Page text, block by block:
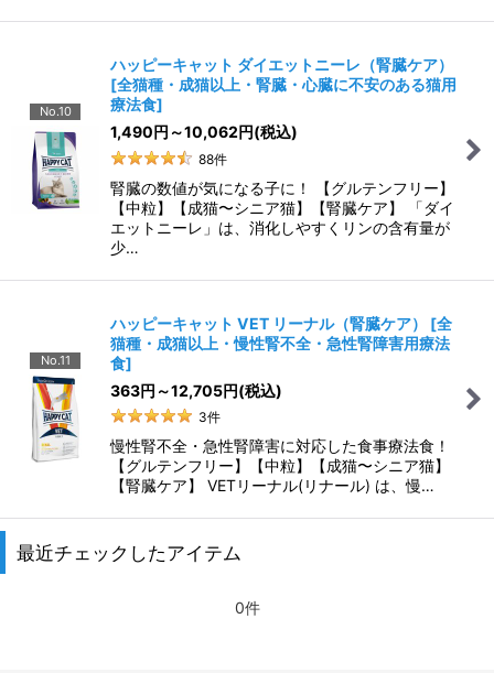
No.10
ハッピーキャット ダイエットニーレ（腎臓ケア）
[全猫種・成猫以上・腎臓・心臓に不安のある猫用
療法食]
1,490円 ～10,062円(税込)
88件
腎臓の数値が気になる子に！ 【グルテンフリー】
【中粒】【成猫〜シニア猫】【腎臓ケア】 「ダイ
エットニーレ」は、消化しやすくリンの含有量が
少…
No.11
ハッピーキャット VET リーナル（腎臓ケア） [全
猫種・成猫以上・慢性腎不全・急性腎障害用療法
食]
363円 ～12,705円(税込)
3件
慢性腎不全・急性腎障害に対応した食事療法食！
【グルテンフリー】【中粒】【成猫〜シニア猫】
【腎臓ケア】 VETリーナル(リナール) は、慢…
最近チェックしたアイテム
0件